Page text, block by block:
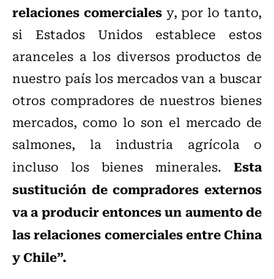
relaciones comercialesy, por lo tanto,
si Estados Unidos establece estos
aranceles a los diversos productos de
nuestro país los mercados van a buscar
otros compradores de nuestros bienes
mercados, como lo son el mercado de
salmones, la industria agrícola o
incluso los bienes minerales. Esta
sustitución de compradores externos
va a producir entonces un aumento de
las relaciones comerciales entre China
y Chile”.